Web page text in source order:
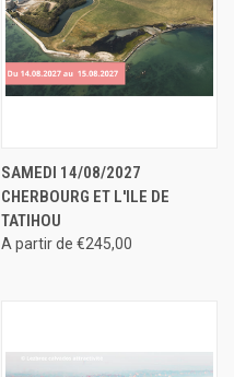
SAMEDI 14/08/2027
CHERBOURG ET L'ILE DE
TATIHOU
A partir de €245,00